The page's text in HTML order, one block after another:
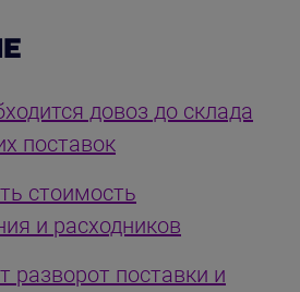
довоз до склада
поставок
стоимость
и расходников
разворот поставки и